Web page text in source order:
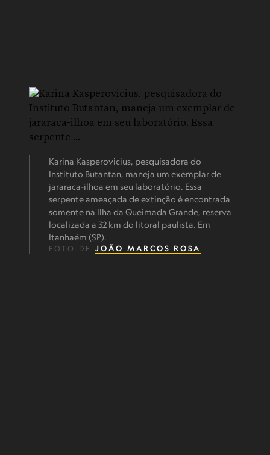
Karina Kasperovicius, pesquisadora do
Instituto Butantan, maneja um exemplar de
jararaca-ilhoa em seu laboratório. Essa
serpente ameaçada de extinção é encontrada
somente na Ilha da Queimada Grande, reserva
localizada a 32 km do litoral paulista. Em
Itanhaém (SP).
FOTO DE JOÃO MARCOS ROSA